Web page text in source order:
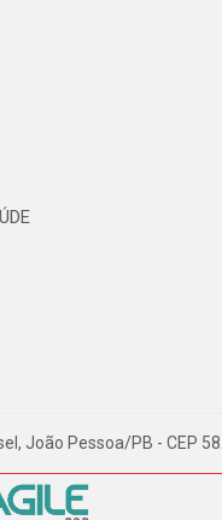
João Pessoa/PB - CEP